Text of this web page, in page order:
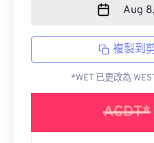
複製到
*WET 已更改為
ACDT*